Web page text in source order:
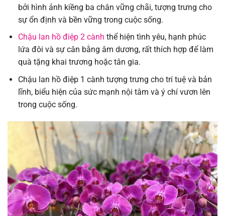
bởi hình ảnh kiềng ba chân vững chãi, tượng trưng cho
sự ổn định và bền vững trong cuộc sống.
Chậu lan hồ điệp 2 cành thể hiện tình yêu, hạnh phúc
lứa đôi và sự cân bằng âm dương, rất thích hợp để làm
quà tặng khai trương hoặc tân gia.
Chậu lan hồ điệp 1 cành tượng trưng cho trí tuệ và bản
lĩnh, biểu hiện của sức mạnh nội tâm và ý chí vươn lên
trong cuộc sống.